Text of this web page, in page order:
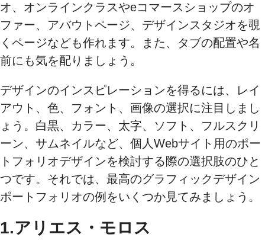
オ、オンラインクラスやeコマースショップのオ
ファー、アバウトページ、デザインスタジオを覗
くページなども作れます。また、タブの配置や名
前にも気を配りましょう。
デザインのインスピレーションを得るには、レイ
アウト、色、フォント、画像の選択に注目しまし
ょう。白黒、カラー、太字、ソフト、フルスクリ
ーン、サムネイルなど、個人Webサイト用のポー
トフォリオデザインを検討する際の選択肢のひと
つです。それでは、最高のグラフィックデザイン
ポートフォリオの例をいくつか見てみましょう。
1.アリエス・モロス